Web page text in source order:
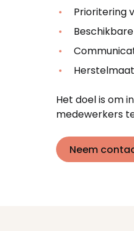
Prioritering
Het doel is om
medewerkers
Neem